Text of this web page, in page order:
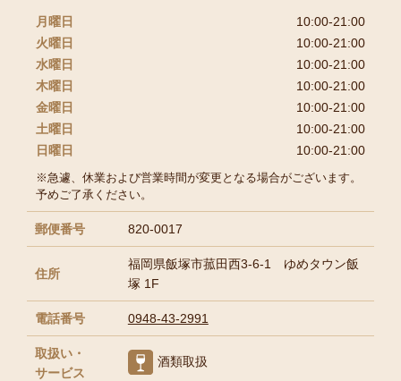
月曜日
10:00-21:00
火曜日
10:00-21:00
水曜日
10:00-21:00
木曜日
10:00-21:00
金曜日
10:00-21:00
土曜日
10:00-21:00
日曜日
10:00-21:00
※急遽、休業および営業時間が変更となる場合がございます。
予めご了承ください。
郵便番号 820-0017
住所
福岡県飯塚市菰田西3-6-1 ゆめタウン飯
塚 1F
電話番号 0948-43-2991
取扱い・
サービス
酒類取扱